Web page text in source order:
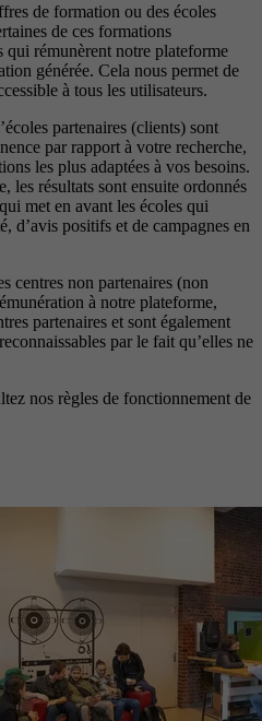
de formation ou des écoles
de ces formations
qui rémunèrent notre plateforme
générée. Cela nous permet de
à tous les utilisateurs.
partenaires (clients) sont
par rapport à votre recherche,
les plus adaptées à vos besoins.
les résultats sont ensuite ordonnés
met en avant les écoles qui
d’avis positifs et de campagnes en
centres non partenaires (non
à notre plateforme,
partenaires et sont également
par le fait qu’elles ne
nos règles de fonctionnement de